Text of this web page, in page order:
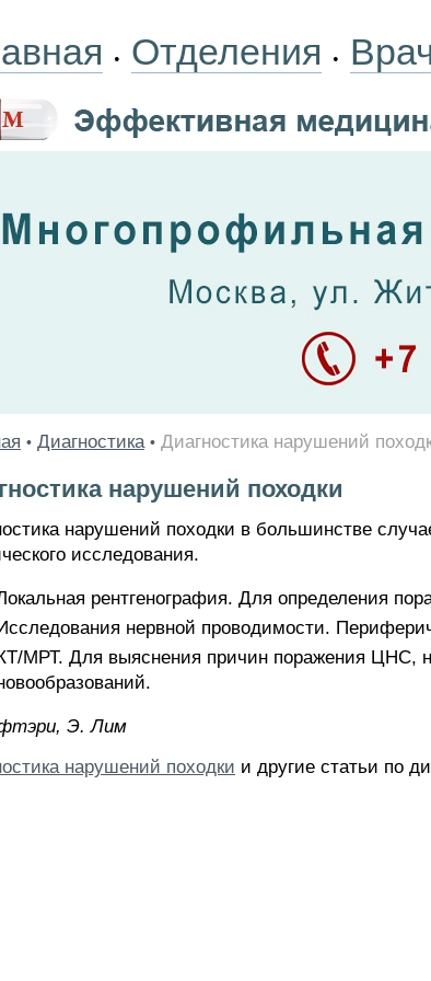
• Отделения •
• Диагностика • Диагностика нарушений
нарушений походки
нарушений походки в большинстве
исследования.
рентгенография. Для определения
нервной проводимости.
МРТ. Для выяснения причин поражения ЦНС,
Э. Лим
нарушений походки и другие статьи по